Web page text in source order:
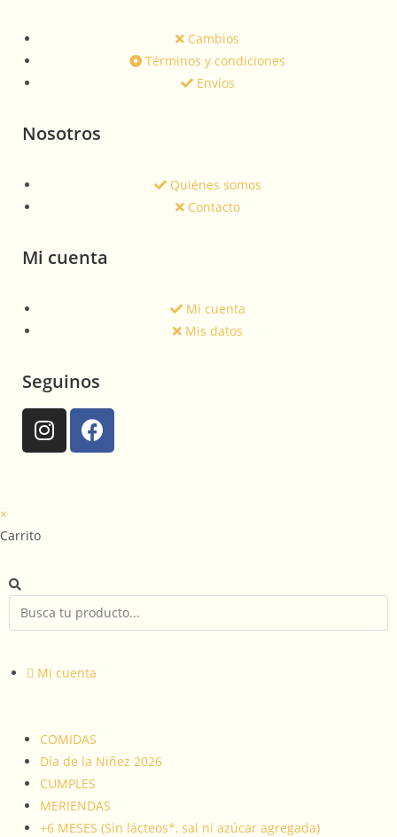
Cambios
Términos y condiciones
Envíos
Nosotros
Quiénes somos
Contacto
Mi cuenta
Mi cuenta
Mis datos
Seguinos
×
Carrito
Mi cuenta
COMIDAS
Día de la Niñez 2026
CUMPLES
MERIENDAS
+6 MESES (Sin lácteos*, sal ni azúcar agregada)